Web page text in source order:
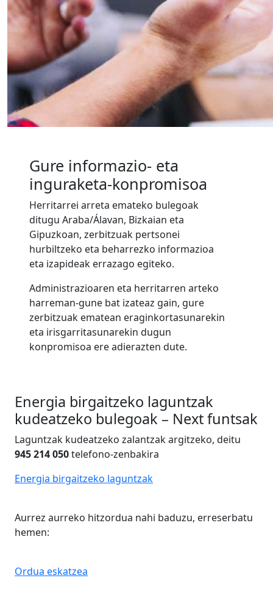
Gure informazio- eta
inguraketa-konpromisoa
Herritarrei arreta emateko bulegoak
ditugu Araba/Álavan, Bizkaian eta
Gipuzkoan, zerbitzuak pertsonei
hurbiltzeko eta beharrezko informazioa
eta izapideak errazago egiteko.
Administrazioaren eta herritarren arteko
harreman-gune bat izateaz gain, gure
zerbitzuak ematean eraginkortasunarekin
eta irisgarritasunarekin dugun
konpromisoa ere adierazten dute.
Energia birgaitzeko laguntzak
kudeatzeko bulegoak – Next funtsak
Laguntzak kudeatzeko zalantzak argitzeko, deitu
945214050telefono-zenbakira
Energia birgaitzeko laguntzak
Aurrez aurreko hitzordua nahi baduzu, erreserbatu
hemen:
Ordua eskatzea